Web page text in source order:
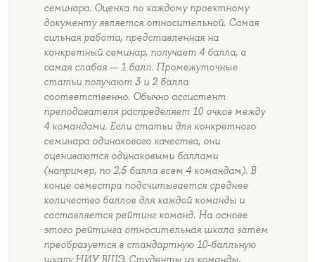
семинара. Оценка по каждому проектному
документу является относительной. Самая
сильная работа, представленная на
конкретный семинар, получает 4 балла, а
самая слабая — 1 балл. Промежуточные
статьи получают 3 и 2 балла
соответственно. Обычно ассистент
преподавателя распределяет 10 очков между
4 командами. Если статьи для конкретного
семинара одинакового качества, они
оцениваются одинаковыми баллами
(например, по 2,5 балла всем 4 командам). В
конце семестра подсчитывается среднее
количество баллов для каждой команды и
составляется рейтинг команд. На основе
этого рейтинга относительная шкала затем
преобразуется в стандартную 10-балльную
шкалу НИУ ВШЭ. Студенты из команды,